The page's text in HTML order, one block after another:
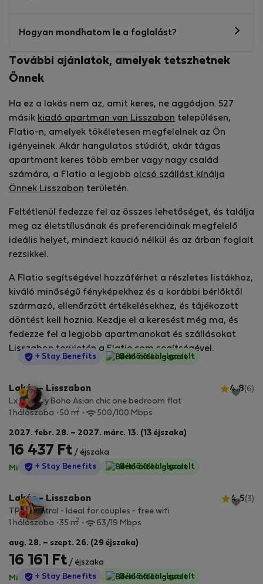
Hogyan mondhatom le a foglalást?
További ajánlatok, amelyek tetszhetnek
Önnek
Ha ez a lakás nem az, amit keres, ne aggódjon. 527
másik kiadó apartman van Lisszabon településen,
Flatio-n, amelyek tökéletesen megfelelnek az Ön
igényeinek. Akár hangulatos stúdiót, akár tágas
apartmant keres több ember vagy nagy család
számára, a Flatio a legjobb olcsó szállást kínálja
Önnek Lisszabon területén.
Feltétlenül fedezze fel az összes lehetőséget, és találja
meg az életstílusának és preferenciáinak megfelelő
ideális helyet, mindezt kaució nélkül és az árban foglalt
rezsikkel.
A Flatio segítségével hozzáférhet a részletes listákhoz,
kiváló minőségű fényképekhez és a korábbi bérlőktől
származó, ellenőrzött értékelésekhez, és tájékozott
döntést kell hoznia. Kezdje el a keresést még ma, és
fedezze fel a legjobb apartmanokat és szállásokat
Lisszabon területén a Flatio.com segítségével.
StayProtection
+ Stay Benefits Bérlő által-Igazolt
Lakás - Lisszabon 4.8(6)
Lx Factory Boho Asian chic one bedroom flat
1 hálószoba
50 m2 500/100 Mbps
2027. febr. 28. – 2027. márc. 13. (13 éjszaka)
16 437 Ft / éjszaka
Minden díj benne van·Nincs kaució
StayProtection
+ Stay Benefits Bérlő által-Igazolt
Lakás - Lisszabon 4.5(3)
TP 1E Central - Ideal for couples - free wifi
1 hálószoba
35 m2 63/19 Mbps
aug. 28. – szept. 26. (29 éjszaka)
16 161 Ft / éjszaka
Minden díj benne van·Nincs kaució
StayProtection
+ Stay Benefits Bérlő által-Igazolt